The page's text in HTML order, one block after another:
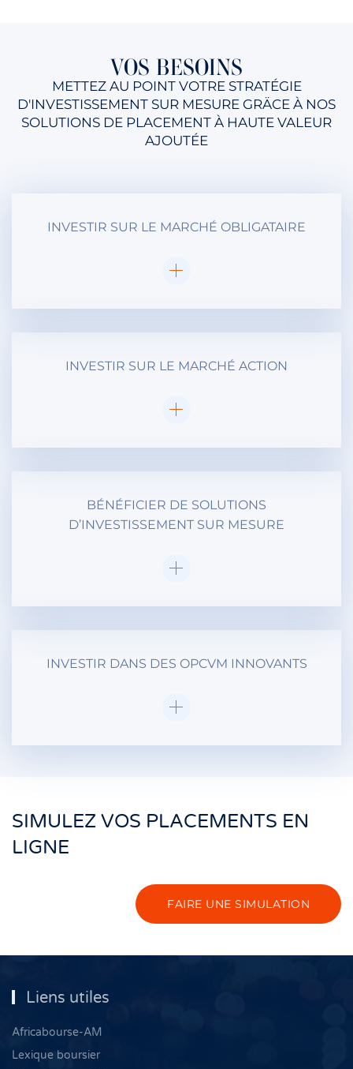
VOS BESOINS
METTEZ AU POINT VOTRE STRATÉGIE
D'INVESTISSEMENT SUR MESURE GRÄCE À NOS
SOLUTIONS DE PLACEMENT À HAUTE VALEUR
AJOUTÉE
INVESTIR SUR LE MARCHÉ OBLIGATAIRE
INVESTIR SUR LE MARCHÉ ACTION
BÉNÉFICIER DE SOLUTIONS
D’INVESTISSEMENT SUR MESURE
INVESTIR DANS DES OPCVM INNOVANTS
SIMULEZ VOS PLACEMENTS EN
LIGNE
FAIRE UNE SIMULATION
Liens utiles
Africabourse-AM
Lexique boursier